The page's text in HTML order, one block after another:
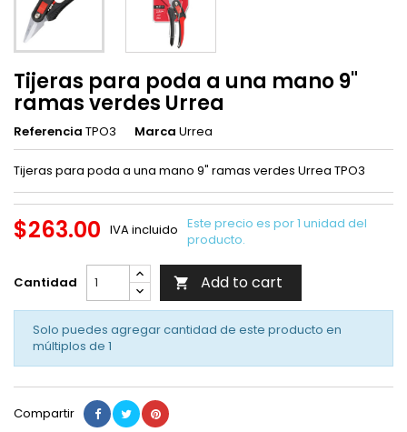
Tijeras para poda a una mano 9"
ramas verdes Urrea
Referencia TPO3 Marca Urrea
Tijeras para poda a una mano 9" ramas verdes Urrea TPO3
$263.00 IVA incluido Este precio es por 1 unidad del
producto.
Cantidad  Add to cart
Solo puedes agregar cantidad de este producto en
múltiplos de 1
Compartir